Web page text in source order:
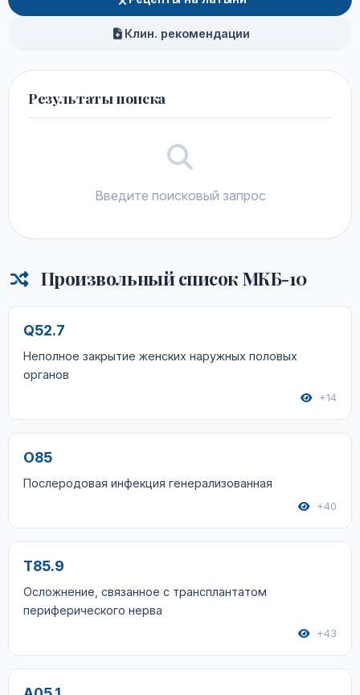
Клин. рекомендации
Результаты поиска
Введите поисковый запрос
Произвольный список МКБ-10
Q52.7
Неполное закрытие женских наружных половых
органов
+14
O85
Послеродовая инфекция генерализованная
+40
T85.9
Осложнение, связанное с трансплантатом
периферического нерва
+43